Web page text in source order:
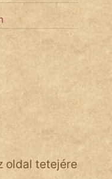
oldal tetejére